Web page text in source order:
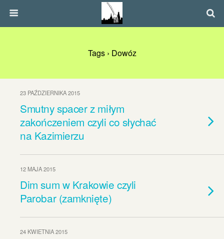
Tags › Dowóz
23 PAŹDZIERNIKA 2015
Smutny spacer z miłym
zakończeniem czyli co słychać
na Kazimierzu
12 MAJA 2015
Dim sum w Krakowie czyli
Parobar (zamknięte)
24 KWIETNIA 2015